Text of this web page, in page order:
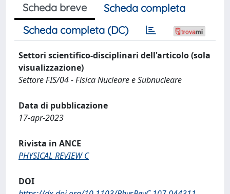
Scheda breve
Scheda completa
Scheda completa (DC)
Settori scientifico-disciplinari dell'articolo (sola
visualizzazione)
Settore FIS/04 - Fisica Nucleare e Subnucleare
Data di pubblicazione
17-apr-2023
Rivista in ANCE
PHYSICAL REVIEW C
DOI